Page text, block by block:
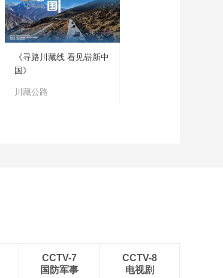
《寻路川藏线 看见崭新中
国》
川藏公路
CCTV-7
国防军事
CCTV-8
电视剧